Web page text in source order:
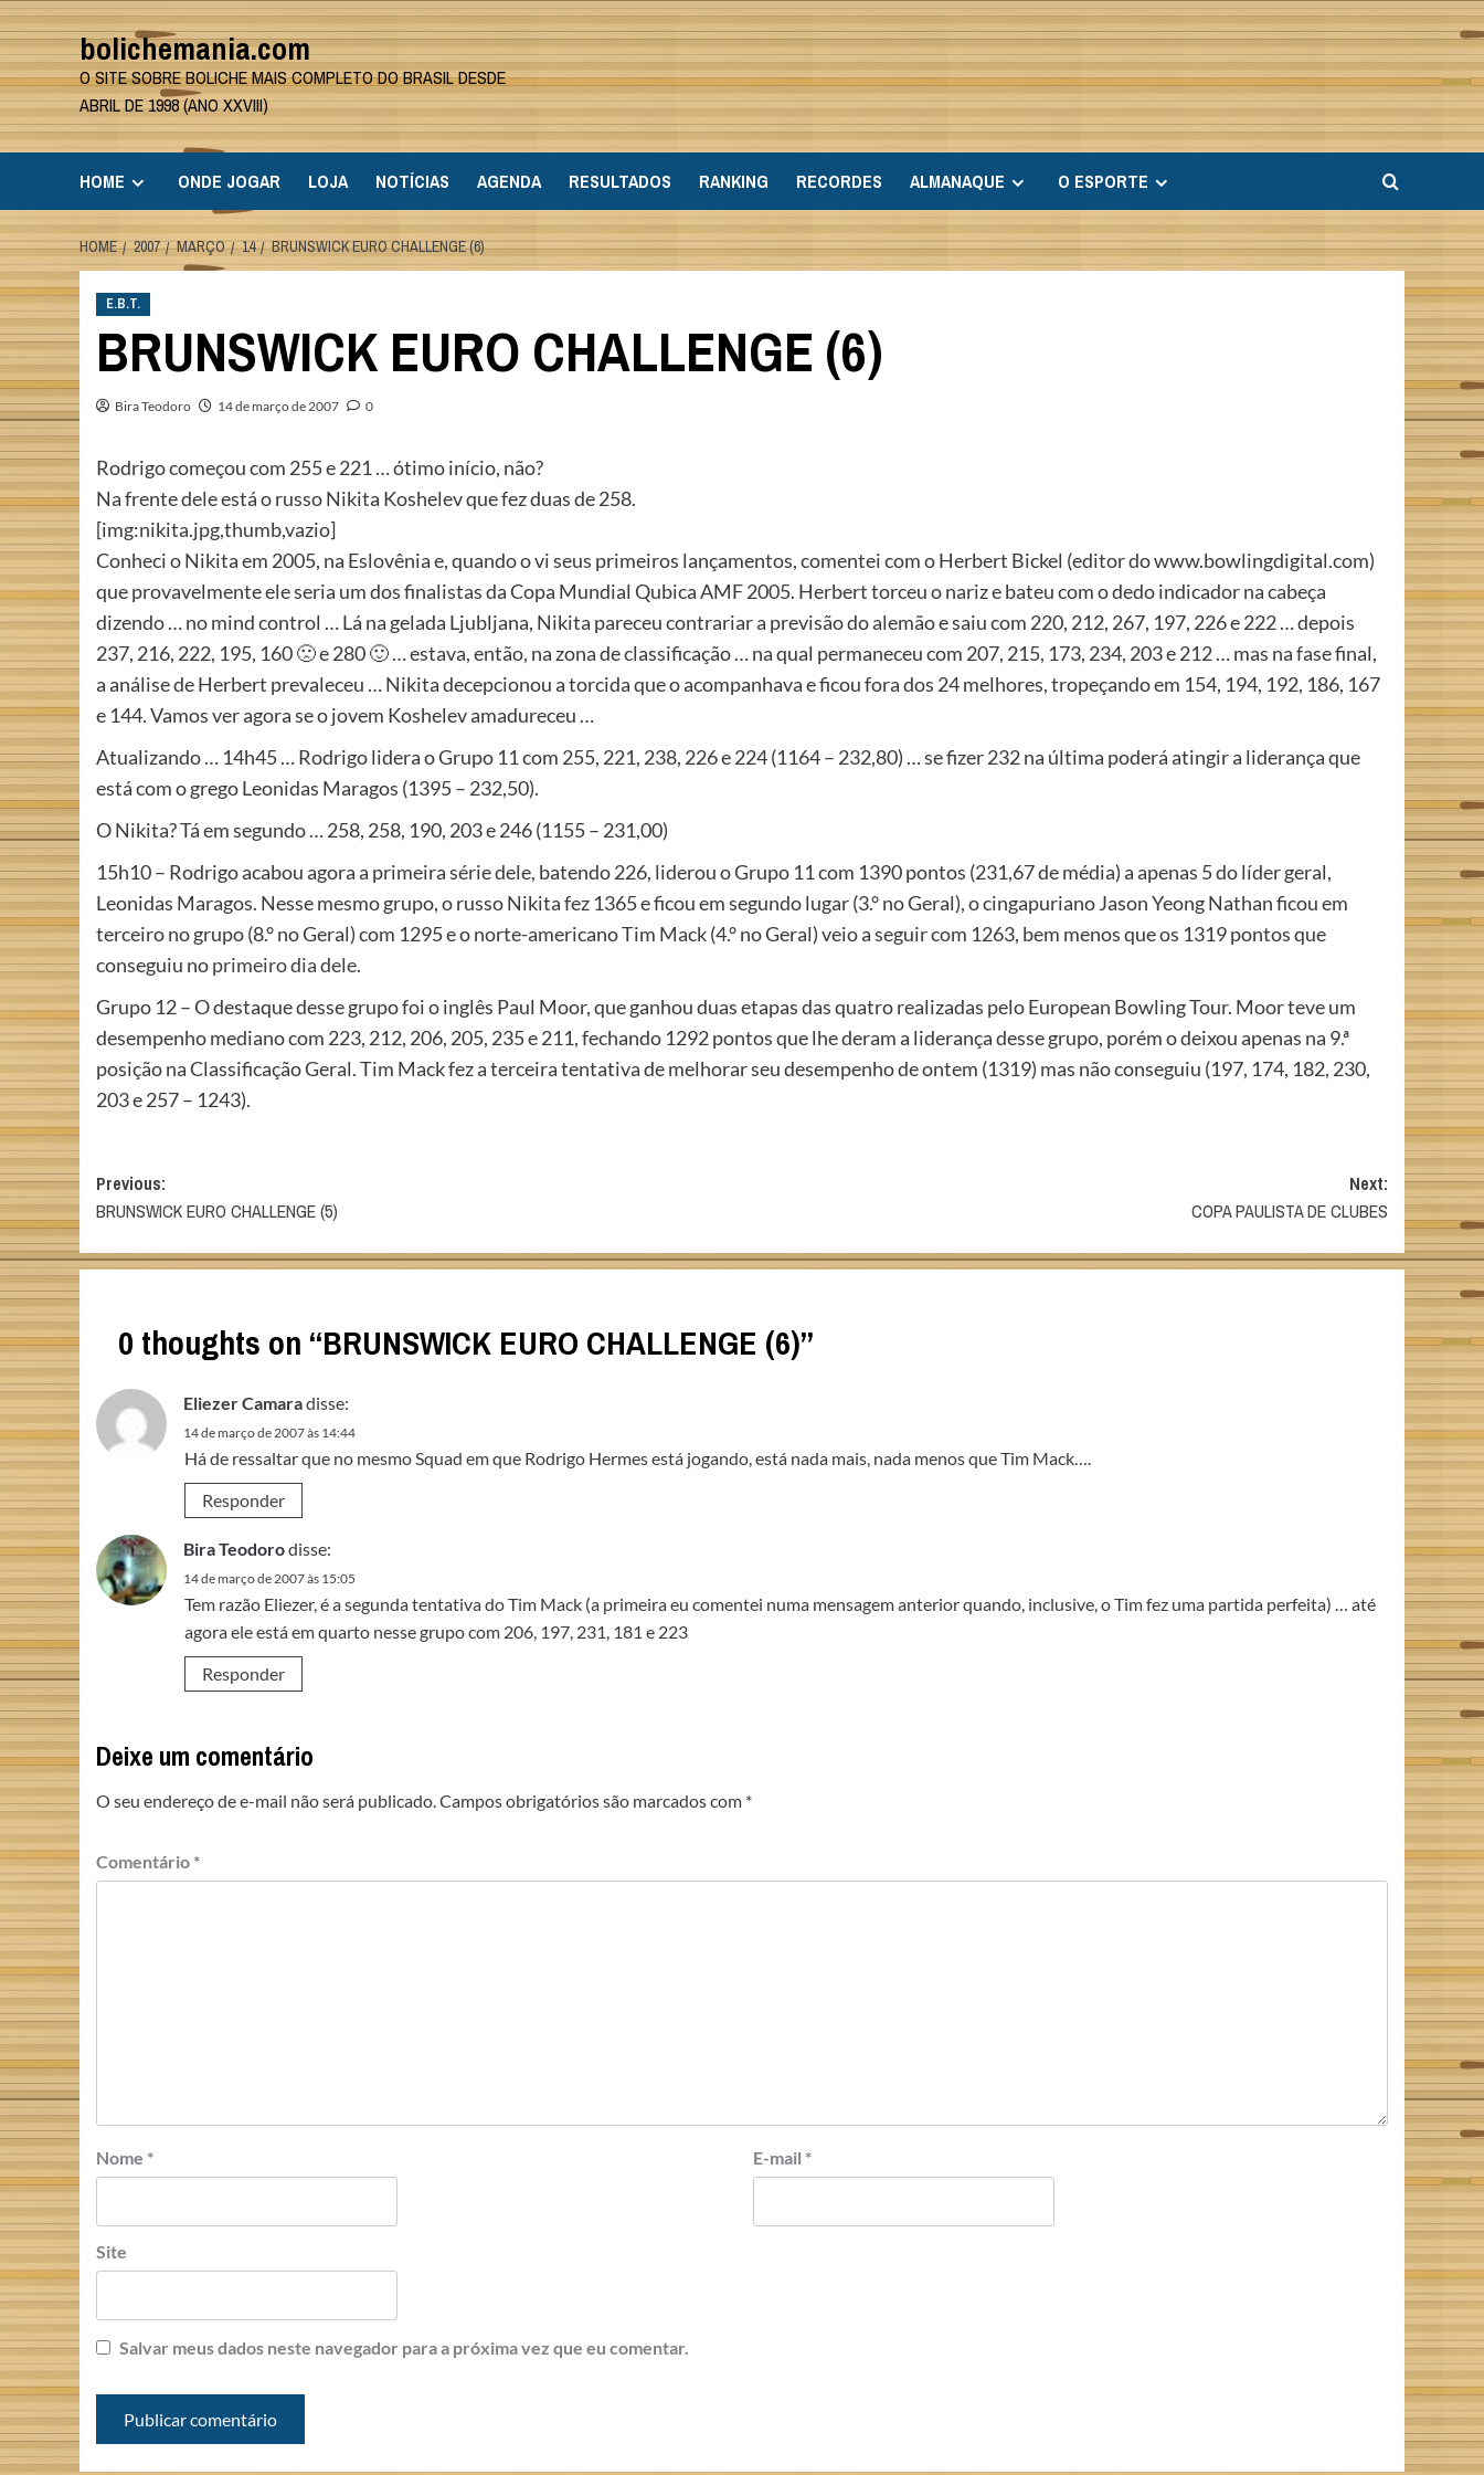
Skip
to
content
bolichemania.com
O SITE SOBRE BOLICHE MAIS COMPLETO DO BRASIL DESDE
ABRIL DE 1998 (ANO XXVIII)
HOME ONDE JOGAR LOJA NOTÍCIAS AGENDA RESULTADOS RANKING RECORDES ALMANAQUE O ESPORTE
HOME 2007 MARÇO 14 BRUNSWICK EURO CHALLENGE (6)
E.B.T.
BRUNSWICK EURO CHALLENGE (6)
Bira Teodoro 14 de março de 2007 0
Rodrigo começou com 255 e 221 … ótimo início, não?
Na frente dele está o russo Nikita Koshelev que fez duas de 258.
[img:nikita.jpg,thumb,vazio]
Conheci o Nikita em 2005, na Eslovênia e, quando o vi seus primeiros lançamentos, comentei com o Herbert Bickel (editor do www.bowlingdigital.com)
que provavelmente ele seria um dos finalistas da Copa Mundial Qubica AMF 2005. Herbert torceu o nariz e bateu com o dedo indicador na cabeça
dizendo … no mind control … Lá na gelada Ljubljana, Nikita pareceu contrariar a previsão do alemão e saiu com 220, 212, 267, 197, 226 e 222 … depois
237, 216, 222, 195, 160 🙁 e 280 🙂 … estava, então, na zona de classificação … na qual permaneceu com 207, 215, 173, 234, 203 e 212 … mas na fase final,
a análise de Herbert prevaleceu … Nikita decepcionou a torcida que o acompanhava e ficou fora dos 24 melhores, tropeçando em 154, 194, 192, 186, 167
e 144. Vamos ver agora se o jovem Koshelev amadureceu …
Atualizando … 14h45 … Rodrigo lidera o Grupo 11 com 255, 221, 238, 226 e 224 (1164 – 232,80) … se fizer 232 na última poderá atingir a liderança que
está com o grego Leonidas Maragos (1395 – 232,50).
O Nikita? Tá em segundo … 258, 258, 190, 203 e 246 (1155 – 231,00)
15h10 – Rodrigo acabou agora a primeira série dele, batendo 226, liderou o Grupo 11 com 1390 pontos (231,67 de média) a apenas 5 do líder geral,
Leonidas Maragos. Nesse mesmo grupo, o russo Nikita fez 1365 e ficou em segundo lugar (3.° no Geral), o cingapuriano Jason Yeong Nathan ficou em
terceiro no grupo (8.° no Geral) com 1295 e o norte-americano Tim Mack (4.° no Geral) veio a seguir com 1263, bem menos que os 1319 pontos que
conseguiu noprimeiro dia dele.
Grupo 12 – O destaque desse grupo foi o inglês Paul Moor, que ganhou duas etapas das quatro realizadas pelo European Bowling Tour. Moor teve um
desempenho mediano com 223, 212, 206, 205, 235 e 211, fechando 1292 pontos que lhe deram a liderança desse grupo, porém o deixou apenas na 9.ª
posição na Classificação Geral. Tim Mack fez a terceira tentativa de melhorar seu desempenho de ontem (1319) mas não conseguiu (197, 174, 182, 230,
203 e 257 – 1243).
Post
navigation
Previous:
BRUNSWICK EURO CHALLENGE (5)
Next:
COPA PAULISTA DE CLUBES
0 thoughts on “BRUNSWICK EURO CHALLENGE (6)”
Eliezer Camaradisse:
14 de março de 2007 às 14:44
Há de ressaltar que no mesmo Squad em que Rodrigo Hermes está jogando, está nada mais, nada menos que Tim Mack….
Responder
Bira Teodorodisse:
14 de março de 2007 às 15:05
Tem razão Eliezer, é a segunda tentativa do Tim Mack (a primeira eu comentei numa mensagem anterior quando, inclusive, o Tim fez uma partida perfeita) … até
agora ele está em quarto nesse grupo com 206, 197, 231, 181 e 223
Responder
Deixe um comentário
O seu endereço de e-mail não será publicado.Campos obrigatórios são marcados com *
Comentário *
Nome * E-mail *
Site
Salvar meus dados neste navegador para a próxima vez que eu comentar.